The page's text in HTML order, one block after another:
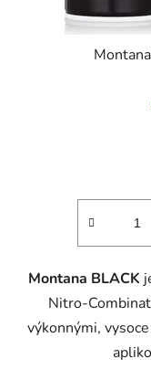
Montana BLACK
Nitro-
výkonnými,